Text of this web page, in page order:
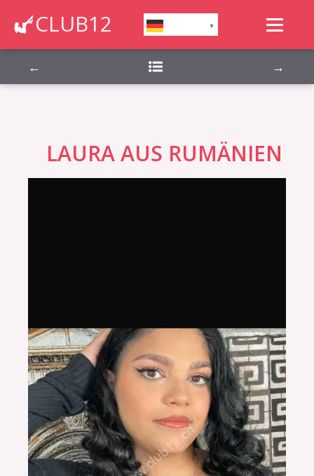
CLUB12 ▼
← →
Montag, Dienstag, Mittwoch, Donnerstag,
Freitag, Samstag, Sonntag,
LAURA AUS RUMÄNIEN